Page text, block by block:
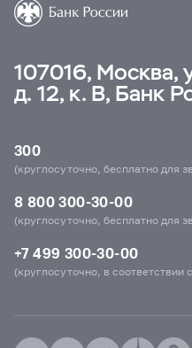
107016, Москва,
д. 12, к. В, Банк
300
(круглосуточно, бесплатно для
8 800 300-30-00
(круглосуточно, бесплатно для
+7 499 300-30-00
(круглосуточно, в